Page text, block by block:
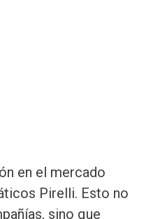
en el mercado
Pirelli. Esto no
sino que